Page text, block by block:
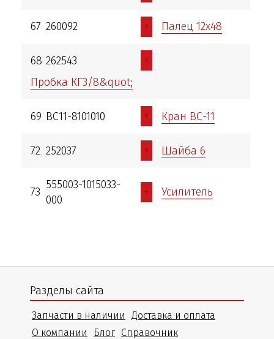
67 260092 + Палец 12х48
68 262543
+
Пробка КГ3/8&quot;
69 ВС11-8101010 + Кран ВС-11
72 252037 + Шайба 6
73
555003-1015033-
000
+ Усилитель
Разделы сайта
Запчасти в наличии
Доставка и оплата
О компании
Блог Справочник